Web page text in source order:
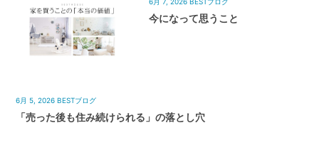
今になって思うこと
6月 5, 2026 BESTブログ
「売った後も住み続けられる」の落とし穴